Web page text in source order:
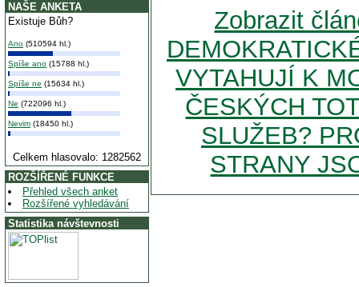
NAŠE ANKETA
Existuje Bůh?
Ano (510594 hl.)
Spíše ano (15788 hl.)
Spíše ne (15634 hl.)
Ne (722096 hl.)
Nevim (18450 hl.)
Celkem hlasovalo: 1282562
ROZŠÍŘENÉ FUNKCE
Přehled všech anket
Rozšířené vyhledávání
Statistika návštevnosti
Zobrazit
VYTAHUJÍ K
ČESKÝCH
SLUŽEB?
STRANY